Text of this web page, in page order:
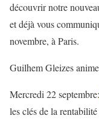
découvrir notre
et déjà vous
novembre, à Paris.
Guilhem Gleizes
Mercredi 22 septembre:
les clés de la